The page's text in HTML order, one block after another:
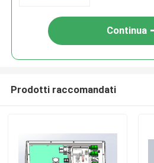
Continua
Prodotti raccomandati